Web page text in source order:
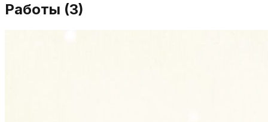
Работы (3)